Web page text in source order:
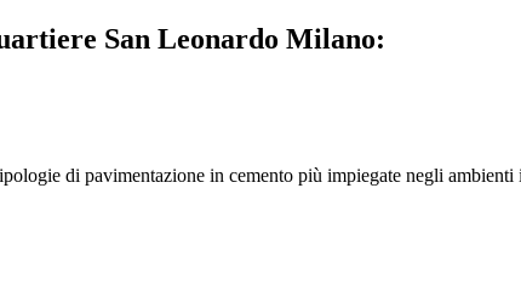
San Leonardo Milano:
di pavimentazione in cemento più impiegate negli